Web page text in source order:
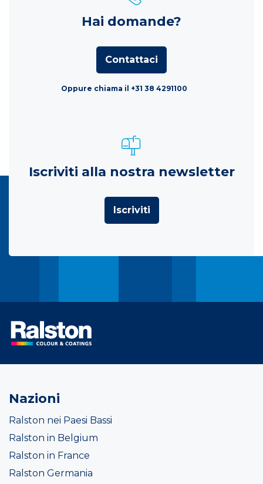
Hai domande?
Contattaci
Oppure chiama il +31 38 4291100
Iscriviti alla nostra newsletter
Iscriviti
Nazioni
Ralston nei Paesi Bassi
Ralston in Belgium
Ralston in France
Ralston Germania